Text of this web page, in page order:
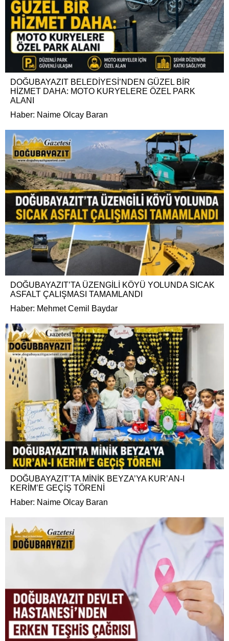
DOĞUBAYAZIT BELEDİYESİ’NDEN GÜZEL BİR
HİZMET DAHA: MOTO KURYELERE ÖZEL PARK
ALANI
Haber: Naime Olcay Baran
DOĞUBAYAZIT’TA ÜZENGİLİ KÖYÜ YOLUNDA SICAK
ASFALT ÇALIŞMASI TAMAMLANDI
Haber: Mehmet Cemil Baydar
DOĞUBAYAZIT’TA MİNİK BEYZA’YA KUR’AN-I
KERİM’E GEÇİŞ TÖRENİ
Haber: Naime Olcay Baran